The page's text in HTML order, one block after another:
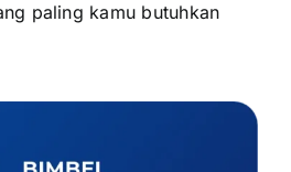
paling kamu butuhkan